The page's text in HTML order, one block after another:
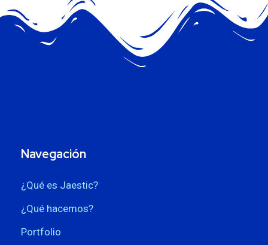
Navegación
¿Qué es Jaestic?
¿Qué hacemos?
Portfolio